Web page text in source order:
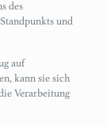
des
und
auf
kann sie sich
Verarbeitung